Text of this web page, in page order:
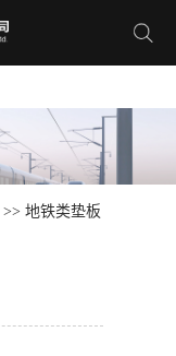
>>地铁类垫板